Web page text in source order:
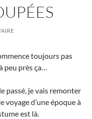
toujours pas
peu près ça…
passé, je vais remonter
voyage d’une époque à
est là.